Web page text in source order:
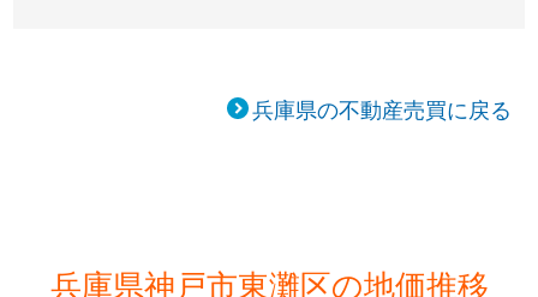
兵庫県の不動産売買に戻る
兵庫県神戸市東灘区の地価推移